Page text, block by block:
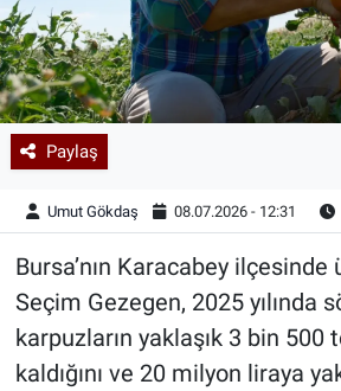
Paylaş
Umut Gökdaş 08.07.2026 - 12:31
Bursa’nın Karacabey
Seçim Gezegen, 2025 yılında
karpuzların yaklaşık 3 bin 500
kaldığını ve 20 milyon liraya
Yazarlar
Astroloji-Rüya